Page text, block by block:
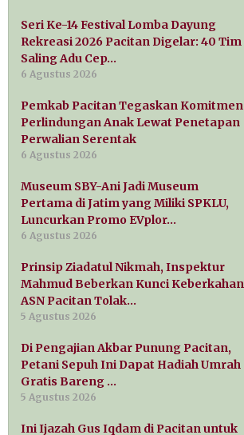
Seri Ke-14 Festival Lomba Dayung
Rekreasi 2026 Pacitan Digelar: 40 Tim
Saling Adu Cep…
6 Agustus 2026
Pemkab Pacitan Tegaskan Komitmen
Perlindungan Anak Lewat Penetapan
Perwalian Serentak
6 Agustus 2026
Museum SBY-Ani Jadi Museum
Pertama di Jatim yang Miliki SPKLU,
Luncurkan Promo EVplor…
6 Agustus 2026
Prinsip Ziadatul Nikmah, Inspektur
Mahmud Beberkan Kunci Keberkahan
ASN Pacitan Tolak…
5 Agustus 2026
Di Pengajian Akbar Punung Pacitan,
Petani Sepuh Ini Dapat Hadiah Umrah
Gratis Bareng …
5 Agustus 2026
Ini Ijazah Gus Iqdam di Pacitan untuk